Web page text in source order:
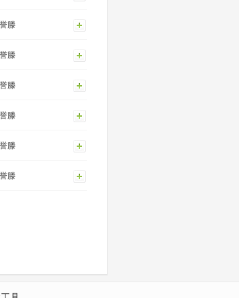
滕
滕
滕
滕
滕
滕